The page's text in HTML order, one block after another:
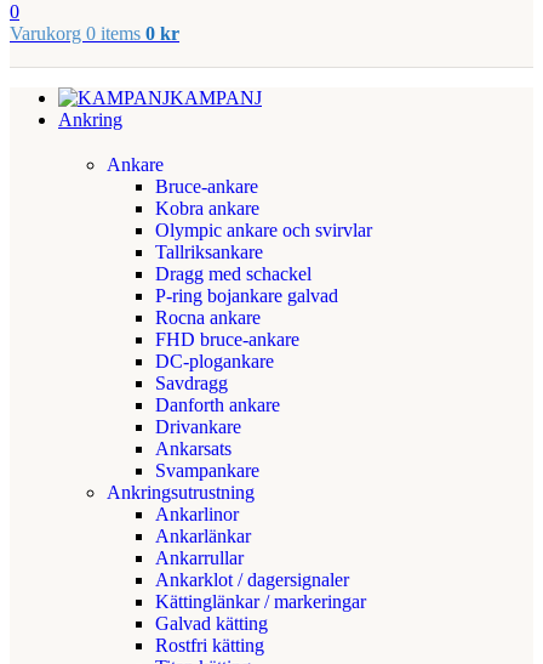
0
Varukorg 0 items 0 kr
KAMPANJ
Ankring
Ankare
Bruce-ankare
Kobra ankare
Olympic ankare och svirvlar
Tallriksankare
Dragg med schackel
P-ring bojankare galvad
Rocna ankare
FHD bruce-ankare
DC-plogankare
Savdragg
Danforth ankare
Drivankare
Ankarsats
Svampankare
Ankringsutrustning
Ankarlinor
Ankarlänkar
Ankarrullar
Ankarklot / dagersignaler
Kättinglänkar / markeringar
Galvad kätting
Rostfri kätting